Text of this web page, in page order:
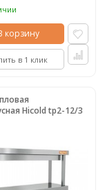
корзину
в 1 клик
Hicold tp2-12/3